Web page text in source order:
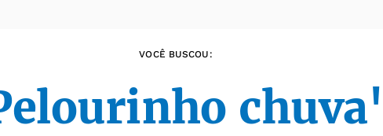
VOCÊ BUSCOU: